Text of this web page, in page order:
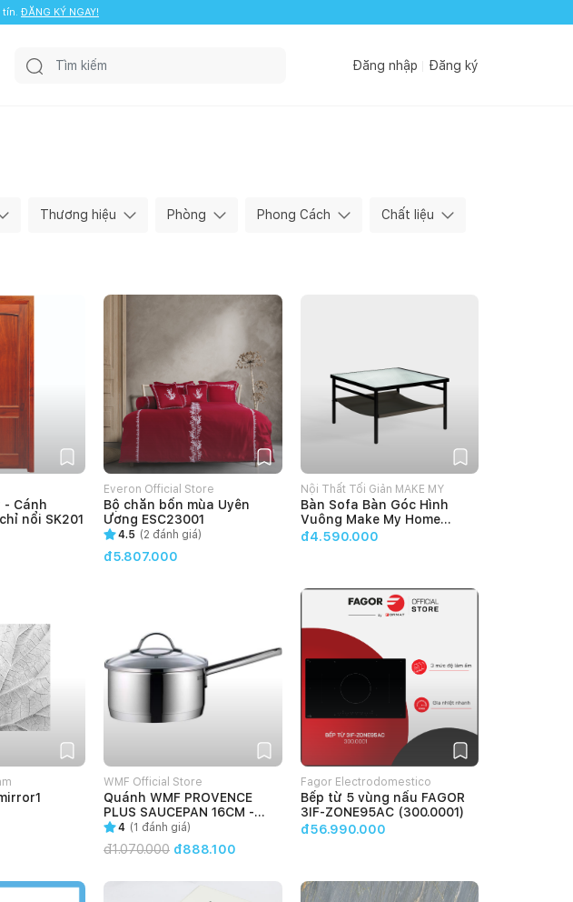
tín. ĐĂNG KÝ NGAY!
Đăng nhập Đăng ký
Thương hiệu Phòng Phong Cách Chất liệu
- Cánh
nổi SK201
Everon Official Store
Bộ chăn bốn mùa Uyên
Ương ESC23001
4.5 (2 đánh giá)
đ5.807.000
Nội Thất Tối Giản MAKE MY
HOME
Bàn Sofa Bàn Góc Hình
Vuông Make My Home
SAGO
đ4.590.000
WMF Official Store
Quánh WMF PROVENCE
PLUS SAUCEPAN 16CM -
0724166380
4 (1 đánh giá)
đ1.070.000 đ888.100
Fagor Electrodomestico
VietNam
Bếp từ 5 vùng nấu FAGOR
3IF-ZONE95AC (300.0001)
đ56.990.000